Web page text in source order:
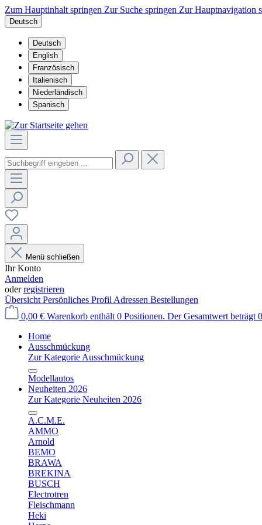
Zum Hauptinhalt springen Zur Suche springen Zur Hauptnavigation
Deutsch
Deutsch
English
Französisch
Italienisch
Niederländisch
Spanisch
Menü schließen
Ihr Konto
Anmelden
oderregistrieren
Übersicht Persönliches Profil Adressen Bestellungen
0,00 € Warenkorb enthält 0 Positionen. Der Gesamtwert beträgt
Home
Ausschmückung
Zur Kategorie Ausschmückung
Modellautos
Neuheiten 2026
Zur Kategorie Neuheiten 2026
A.C.M.E.
AMMO
Arnold
BEMO
BRAWA
BREKINA
BUSCH
Electrotren
Fleischmann
Heki